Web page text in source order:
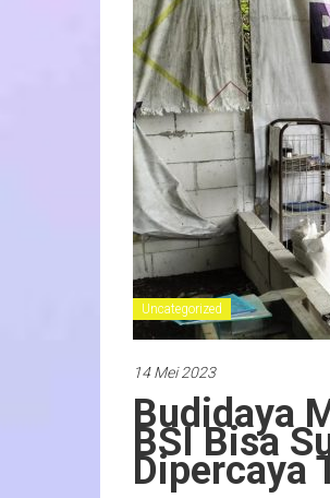
Uncategorized
14 Mei 2023
Budidaya
BSI Bisa
Dipercaya